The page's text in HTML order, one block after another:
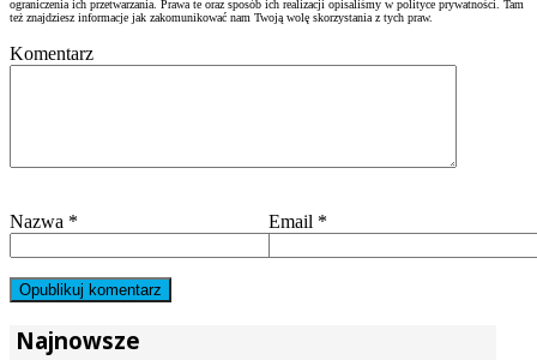
ograniczenia ich przetwarzania. Prawa te oraz sposób ich realizacji opisaliśmy w polityce prywatności. Tam
też znajdziesz informacje jak zakomunikować nam Twoją wolę skorzystania z tych praw.
Komentarz
Nazwa * Email *
Najnowsze